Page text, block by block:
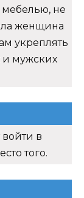
мебелью, не
женщина
укреплять
и мужских
войти в
того.